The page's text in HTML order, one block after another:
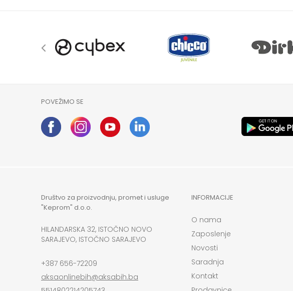
POVEŽIMO SE
Društvo za proizvodnju, promet i usluge
"Keprom" d.o.o.
HILANDARSKA 32, ISTOČNO NOVO
SARAJEVO, ISTOČNO SARAJEVO
+387 656-72209
aksaonlinebih@aksabih.ba
INFORMACIJE
O nama
Zaposlenje
Novosti
Saradnja
Kontakt